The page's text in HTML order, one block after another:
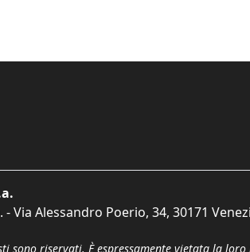
Alessandro Poerio, 34, 30171
sono riservati. È espressamente vietata la